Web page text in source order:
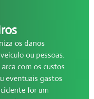
os danos
ou pessoas.
com os custos
eventuais gastos
for um